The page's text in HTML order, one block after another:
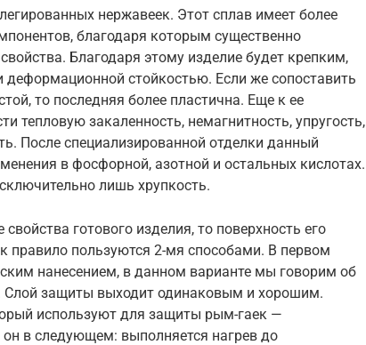
нержавеек. Этот сплав имеет более
благодаря которым существенно
Благодаря этому изделие будет крепким,
стойкостью. Если же сопоставить
то последняя более пластична. Еще к ее
тепловую закаленность, немагнитность, упругость,
После специализированной отделки данный
в фосфорной, азотной и остальных кислотах.
лишь хрупкость.
готового изделия, то поверхность его
правило пользуются 2-мя способами. В первом
нанесением, в данном варианте мы говорим об
Слой защиты выходит одинаковым и хорошим.
используют для защиты рым-гаек —
в следующем: выполняется нагрев до